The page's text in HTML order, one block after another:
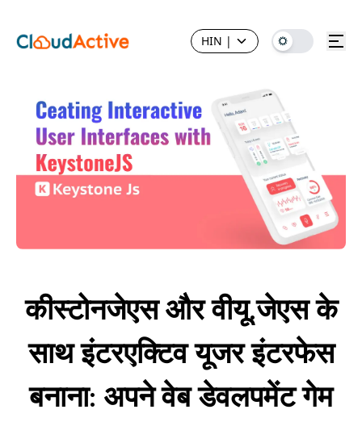
HIN |
कीस्टोनजेएस और वीयू.जेएस के
साथ इंटरएक्टिव यूजर इंटरफेस
बनाना: अपने वेब डेवलपमेंट गेम